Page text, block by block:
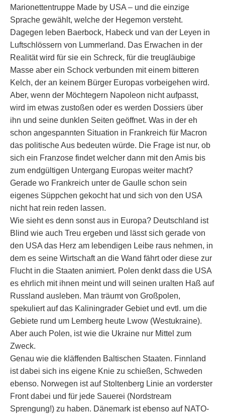
Marionettentruppe Made by USA – und die einzige
Sprache gewählt, welche der Hegemon versteht.
Dagegen leben Baerbock, Habeck und van der Leyen in
Luftschlössern von Lummerland. Das Erwachen in der
Realität wird für sie ein Schreck, für die treugläubige
Masse aber ein Schock verbunden mit einem bitteren
Kelch, der an keinem Bürger Europas vorbeigehen wird.
Aber, wenn der Möchtegern Napoleon nicht aufpasst,
wird im etwas zustoßen oder es werden Dossiers über
ihn und seine dunklen Seiten geöffnet. Was in der eh
schon angespannten Situation in Frankreich für Macron
das politische Aus bedeuten würde. Die Frage ist nur, ob
sich ein Franzose findet welcher dann mit den Amis bis
zum endgültigen Untergang Europas weiter macht?
Gerade wo Frankreich unter de Gaulle schon sein
eigenes Süppchen gekocht hat und sich von den USA
nicht hat rein reden lassen.
Wie sieht es denn sonst aus in Europa? Deutschland ist
Blind wie auch Treu ergeben und lässt sich gerade von
den USA das Herz am lebendigen Leibe raus nehmen, in
dem es seine Wirtschaft an die Wand fährt oder diese zur
Flucht in die Staaten animiert. Polen denkt dass die USA
es ehrlich mit ihnen meint und will seinen uralten Haß auf
Russland ausleben. Man träumt von Großpolen,
spekuliert auf das Kaliningrader Gebiet und evtl. um die
Gebiete rund um Lemberg heute Lwow (Westukraine).
Aber auch Polen, ist wie die Ukraine nur Mittel zum
Zweck.
Genau wie die kläffenden Baltischen Staaten. Finnland
ist dabei sich ins eigene Knie zu schießen, Schweden
ebenso. Norwegen ist auf Stoltenberg Linie an vorderster
Front dabei und für jede Sauerei (Nordstream
Sprengung!) zu haben. Dänemark ist ebenso auf NATO-